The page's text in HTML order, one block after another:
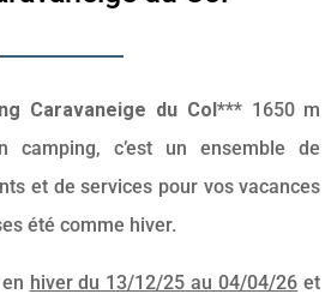
Caravaneige du Col***1650 m
camping, c’est un ensemble de
et de services pour vos vacances
été comme hiver.
hiver du 13/12/25 au 04/04/26 et